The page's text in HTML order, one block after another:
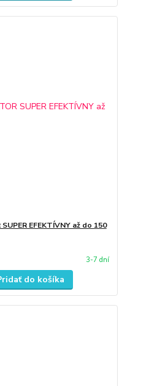
EFEKTÍVNY až do 150
3-7 dní
do košíka